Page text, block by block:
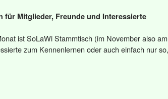
für Mitglieder, Freunde und Interessierte
ist SoLaWi Stammtisch (im November also
zum Kennenlernen oder auch einfach nur